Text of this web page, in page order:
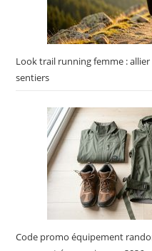
Look trail running femme :
sentiers
Code promo équipement